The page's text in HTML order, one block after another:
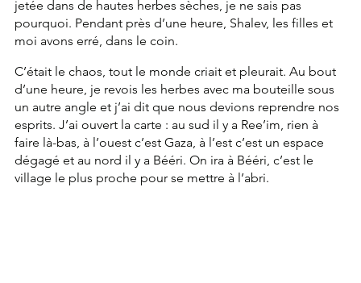
jetée dans de hautes herbes sèches, je ne sais pas
pourquoi. Pendant près d’une heure, Shalev, les filles et
moi avons erré, dans le coin.
C’était le chaos, tout le monde criait et pleurait. Au bout
d’une heure, je revois les herbes avec ma bouteille sous
un autre angle et j’ai dit que nous devions reprendre nos
esprits. J’ai ouvert la carte : au sud il y a Ree’im, rien à
faire là-bas, à l’ouest c’est Gaza, à l’est c’est un espace
dégagé et au nord il y a Bééri. On ira à Bééri, c’est le
village le plus proche pour se mettre à l’abri.